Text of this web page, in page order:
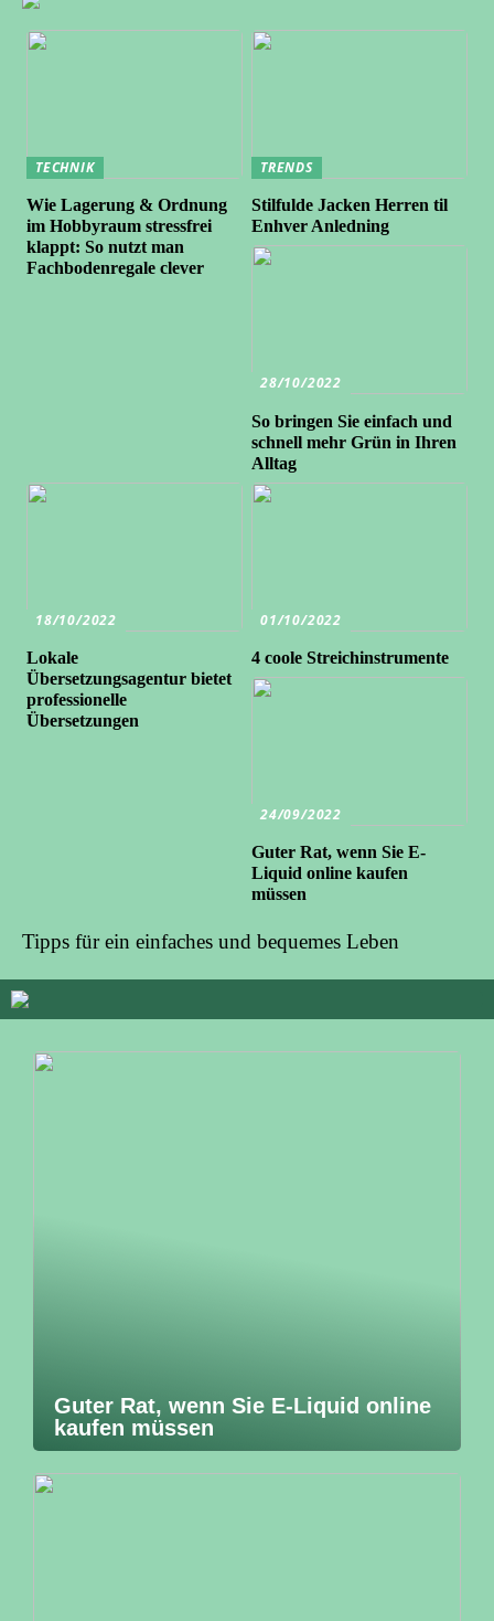
TECHNIK
Wie Lagerung & Ordnung
im Hobbyraum stressfrei
klappt: So nutzt man
Fachbodenregale clever
TRENDS
Stilfulde Jacken Herren til
Enhver Anledning
28/10/2022
So bringen Sie einfach und
schnell mehr Grün in Ihren
Alltag
18/10/2022
Lokale
Übersetzungsagentur bietet
professionelle
Übersetzungen
01/10/2022
4 coole Streichinstrumente
24/09/2022
Guter Rat, wenn Sie E-
Liquid online kaufen
müssen
Tipps für ein einfaches und bequemes Leben
Guter Rat, wenn Sie E-Liquid online
kaufen müssen